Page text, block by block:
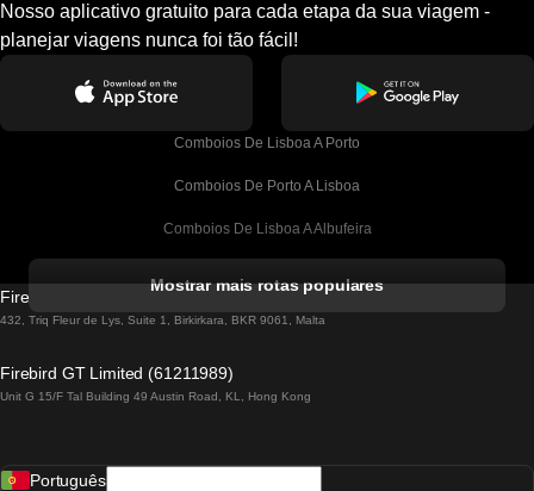
Nosso aplicativo gratuito para cada etapa da sua viagem -
planejar viagens nunca foi tão fácil!
Comboios De Lisboa A Porto
Comboios De Porto A Lisboa
Comboios De Lisboa A Albufeira
Comboios De Lisboa A Lagos
Comboios De Lisboa A Madrid
Mostrar mais rotas populares
Firebird GT Limited (OC 1451)
432, Triq Fleur de Lys, Suite 1, Birkirkara, BKR 9061, Malta
Firebird GT Limited (61211989)
Unit G 15/F Tal Building 49 Austin Road, KL, Hong Kong
Português